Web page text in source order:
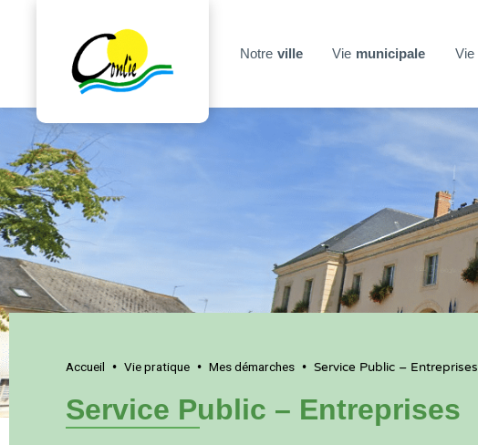
Notre ville Vie municipale Vie
Accueil • Vie pratique • Mes démarches • Service Public – Entreprises
Service Public – Entreprises